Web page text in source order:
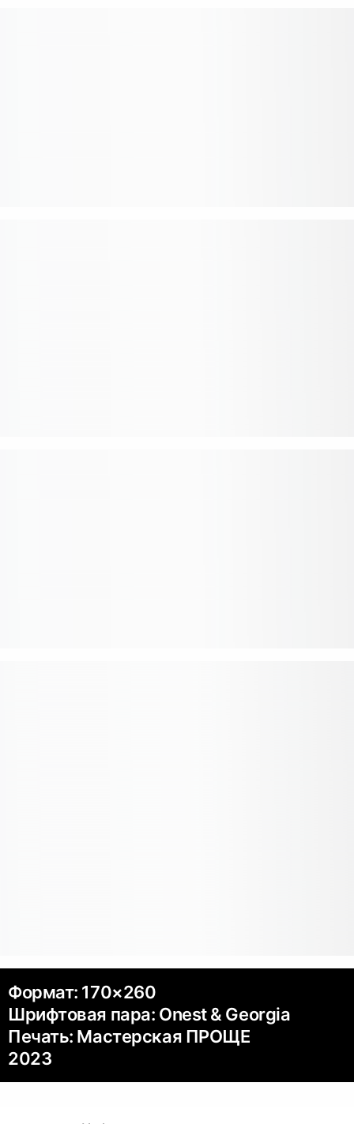
Формат: 170×260
Шрифтовая пара: Onest & Georgia
Печать: Мастерская ПРОЩЕ
2023